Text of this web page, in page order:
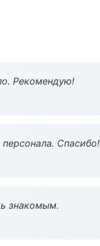
Рекомендую!
Спасибо!
знакомым.